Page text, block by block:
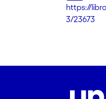
https://
3/23673